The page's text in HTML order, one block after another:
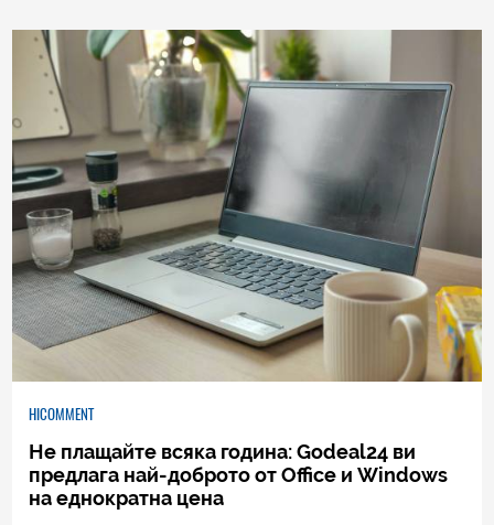
HICOMMENT
Не плащайте всяка година: Godeal24 ви
предлага най-доброто от Office и Windows
на еднократна цена